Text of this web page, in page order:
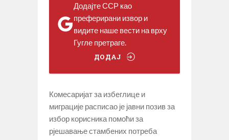
Додајте ССР као
преферирани извор и
видите наше вести на врху
Гугле претраге.
ДОДАЈ
Комесаријат за избеглице и
миграције расписао је јавни позив за
избор корисника помоћи за
рјешавање стамбених потреба